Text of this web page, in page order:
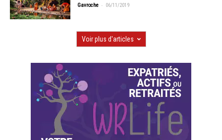
Gavroche - 06/11/2019
Voir plus d'articles